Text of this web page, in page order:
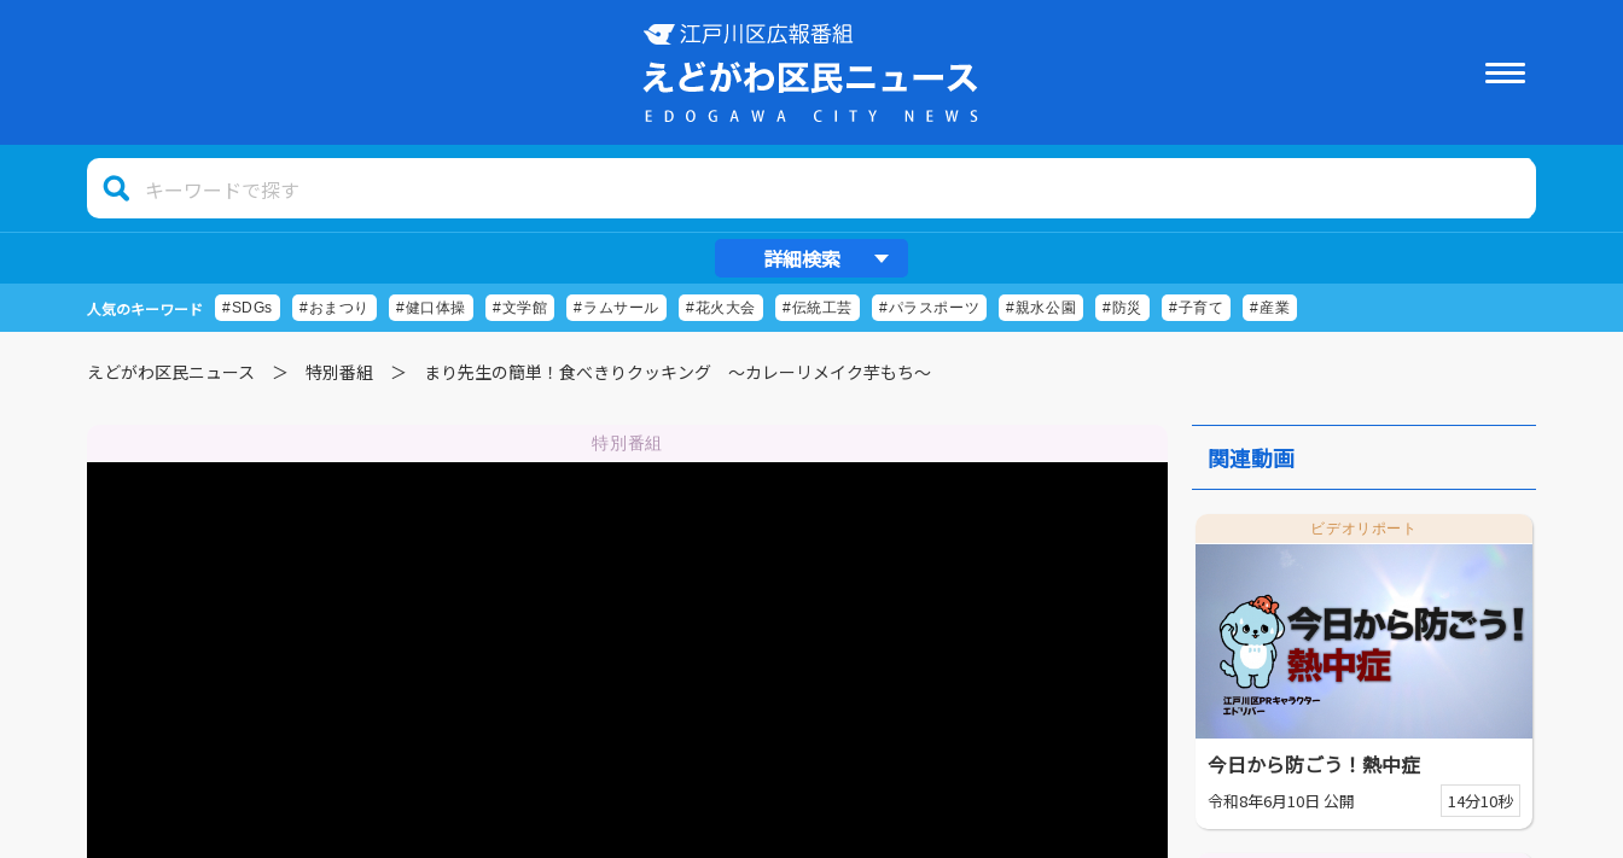
詳細検索
人気のキーワード #SDGs #おまつり #健口体操 #文学館 #ラムサール #花火大会 #伝統工芸 #パラスポーツ #親水公園 #防災 #子育て #産業
えどがわ区民ニュース 特別番組 まり先生の簡単！食べきりクッキング ～カレーリメイク芋もち～
特別番組 関連動画
ビデオリポート
今日から防ごう！熱中症
令和8年6月10日 公開 14分10秒